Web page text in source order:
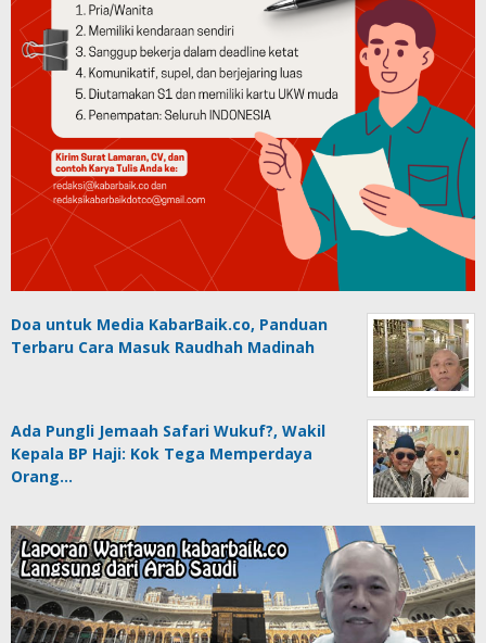
Doa untuk Media KabarBaik.co, Panduan
Terbaru Cara Masuk Raudhah Madinah
Ada Pungli Jemaah Safari Wukuf?, Wakil
Kepala BP Haji: Kok Tega Memperdaya
Orang…